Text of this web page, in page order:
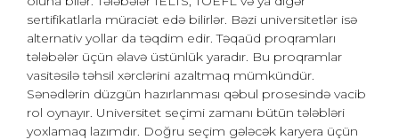
sertifikatlarla müraciət edə bilirlər. Bəzi universitetlər isə
alternativ yollar da təqdim edir. Təqaüd proqramları
tələbələr üçün əlavə üstünlük yaradır. Bu proqramlar
vasitəsilə təhsil xərclərini azaltmaq mümkündür.
Sənədlərin düzgün hazırlanması qəbul prosesində vacib
rol oynayır. Universitet seçimi zamanı bütün tələbləri
yoxlamaq lazımdır. Doğru seçim gələcək karyera üçün